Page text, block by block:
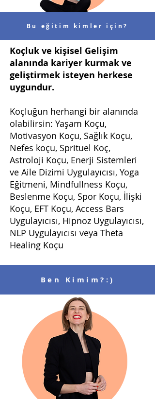
Bu eğitim kimler için?
Koçluk ve kişisel Gelişim
alanında kariyer kurmak ve
geliştirmek isteyen herkese
uygundur.
Koçluğun herhangi bir alanında
olabilirsin: Yaşam Koçu,
Motivasyon Koçu, Sağlık Koçu,
Nefes koçu, Sprituel Koç,
Astroloji Koçu, Enerji Sistemleri
ve Aile Dizimi Uygulayıcısı, Yoga
Eğitmeni, Mindfullness Koçu,
Beslenme Koçu, Spor Koçu, İlişki
Koçu, EFT Koçu, Access Bars
Uygulayıcısı, Hipnoz Uygulayıcısı,
NLP Uygulayıcısı veya Theta
Healing Koçu
Ben Kimim?:)